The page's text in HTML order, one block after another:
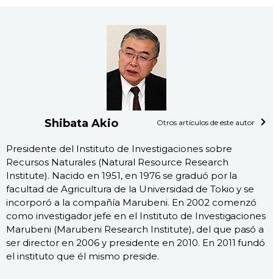
Shibata Akio Otros artículos de este autor
Presidente del Instituto de Investigaciones sobre
Recursos Naturales (Natural Resource Research
Institute). Nacido en 1951, en 1976 se graduó por la
facultad de Agricultura de la Universidad de Tokio y se
incorporó a la compañía Marubeni. En 2002 comenzó
como investigador jefe en el Instituto de Investigaciones
Marubeni (Marubeni Research Institute), del que pasó a
ser director en 2006 y presidente en 2010. En 2011 fundó
el instituto que él mismo preside.